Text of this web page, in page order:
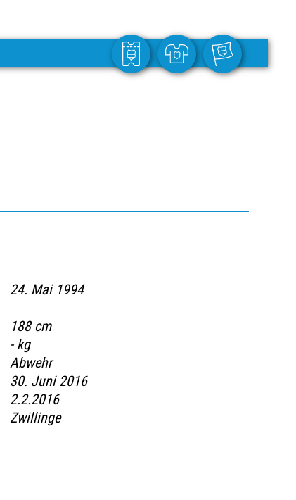
24. Mai 1994
188 cm
- kg
Abwehr
30. Juni 2016
2.2.2016
Zwillinge